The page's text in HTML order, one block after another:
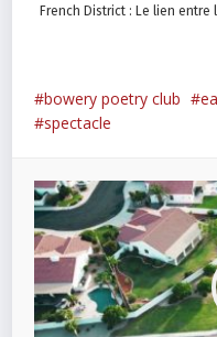
French District : Le lien
bowery poetry club
spectacle